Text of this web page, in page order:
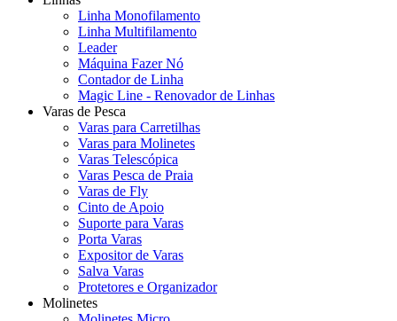
Linha Monofilamento
Linha Multifilamento
Leader
Máquina Fazer Nó
Contador de Linha
Magic Line - Renovador de Linhas
Varas de Pesca
Varas para Carretilhas
Varas para Molinetes
Varas Telescópica
Varas Pesca de Praia
Varas de Fly
Cinto de Apoio
Suporte para Varas
Porta Varas
Expositor de Varas
Salva Varas
Protetores e Organizador
Molinetes